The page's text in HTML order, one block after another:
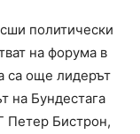
политически
на форума в
са още лидерът
на Бундестага
Петер Бистрон,